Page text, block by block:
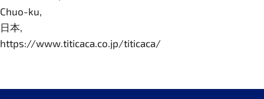
Chuo-ku,
日本,
https://www.titicaca.co.jp/titicaca/